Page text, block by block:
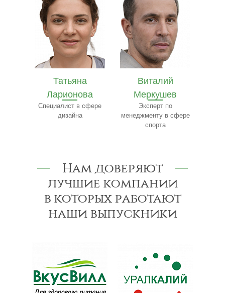
Виталий
Меркушев
Эксперт по
менеджменту в сфере
Валерий Костин
Эксперт по маркетингу
и рекламе
Нам доверяют
лучшие компании
в которых работают
наши выпускники